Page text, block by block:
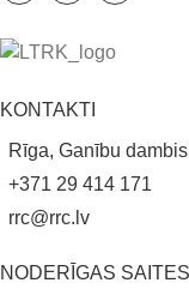
NODERĪGAS SAITES
KONTAKTI
Rīga, Ganību
+371 29 414 171
rrc@rrc.lv